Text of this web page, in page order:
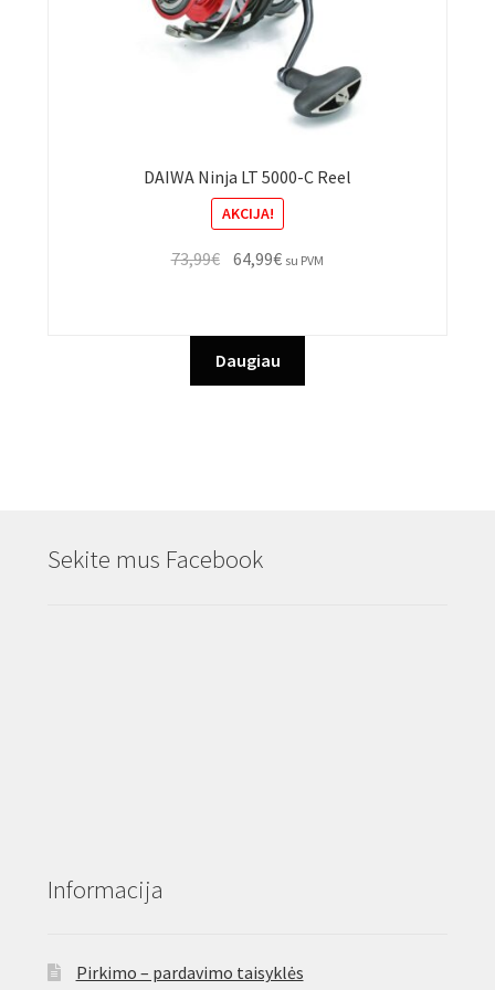
DAIWA Ninja LT 5000-C Reel
AKCIJA!
73,99€ Original
73,99€.
64,99€Current
64,99€.
su PVM
Daugiau
Sekite mus Facebook
Informacija
Pirkimo – pardavimo taisyklės